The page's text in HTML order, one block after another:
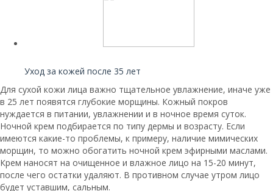
Уход за кожей после 35 лет
Для сухой кожи лица важно тщательное увлажнение, иначе уже
в 25 лет появятся глубокие морщины. Кожный покров
нуждается в питании, увлажнении и в ночное время суток.
Ночной крем подбирается по типу дермы и возрасту. Если
имеются какие-то проблемы, к примеру, наличие мимических
морщин, то можно обогатить ночной крем эфирными маслами.
Крем наносят на очищенное и влажное лицо на 15-20 минут,
после чего остатки удаляют. В противном случае утром лицо
будет уставшим, сальным.